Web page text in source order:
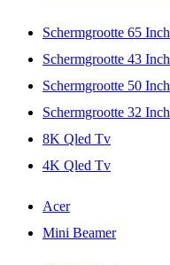
Schermgrootte 65 Inch
Schermgrootte 43 Inch
Schermgrootte 50 Inch
Schermgrootte 32 Inch
8K Qled Tv
4K Qled Tv
Acer
Mini Beamer